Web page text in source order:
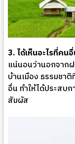
3. ได้เห็นอะไรที่คน
แน่นอนว่านอกจาก
บ้านเมือง ธรรมชา
อื่น ทำให้ได้ประสบ
สัมผัส